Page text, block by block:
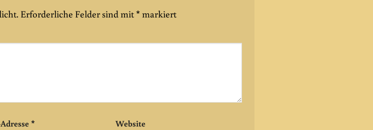
Erforderliche Felder sind mit * markiert
* Website